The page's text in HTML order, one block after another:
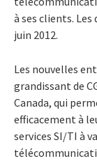
à ses clients.
juin 2012.
Les nouvelles
grandissant de
Canada, qui
efficacement à
services SI/TI à